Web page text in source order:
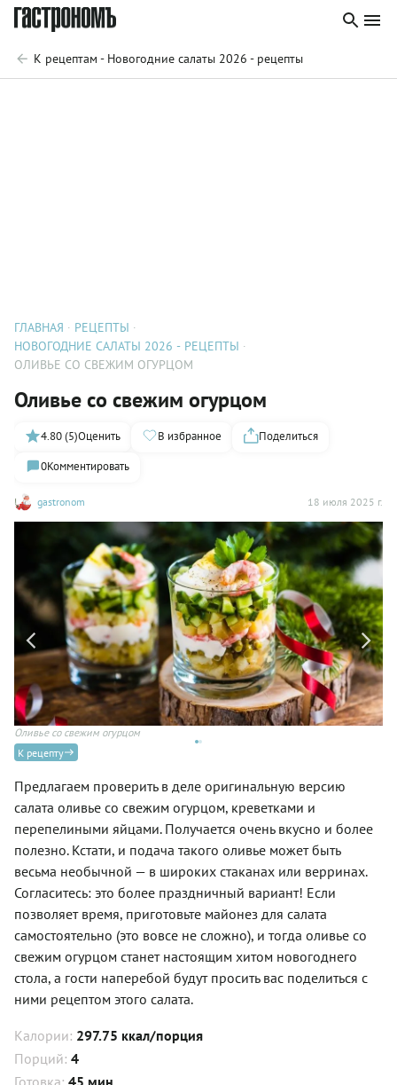
К рецептам - Новогодние салаты 2026 - рецепты
ГЛАВНАЯ
РЕЦЕПТЫ
НОВОГОДНИЕ САЛАТЫ 2026 - РЕЦЕПТЫ
ОЛИВЬЕ СО СВЕЖИМ ОГУРЦОМ
Оливье со свежим огурцом
gastronom 18 июля 2025 г.
4.80 (5)Оценить В избранное
Поделиться
0Комментировать
Оливье со свежим огурцом
К рецепту
Предлагаем проверить в деле оригинальную версию
салата оливье со свежим огурцом, креветками и
перепелиными яйцами. Получается очень вкусно и более
полезно. Кстати, и подача такого оливье может быть
весьма необычной — в широких стаканах или верринах.
Согласитесь: это более праздничный вариант! Если
позволяет время, приготовьте майонез для салата
самостоятельно (это вовсе не сложно), и тогда оливье со
свежим огурцом станет настоящим хитом новогоднего
стола, а гости наперебой будут просить вас поделиться с
ними рецептом этого салата.
Калории: 297.75 ккал/порция
Порций: 4
Готовка: 45 мин